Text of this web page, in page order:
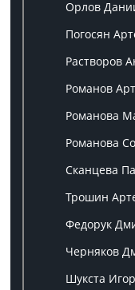
Орлов
Погосян
Растворов
Романов
Романова
Романова
Сканцева
Трошин
Федорук
Черняков
Шукста